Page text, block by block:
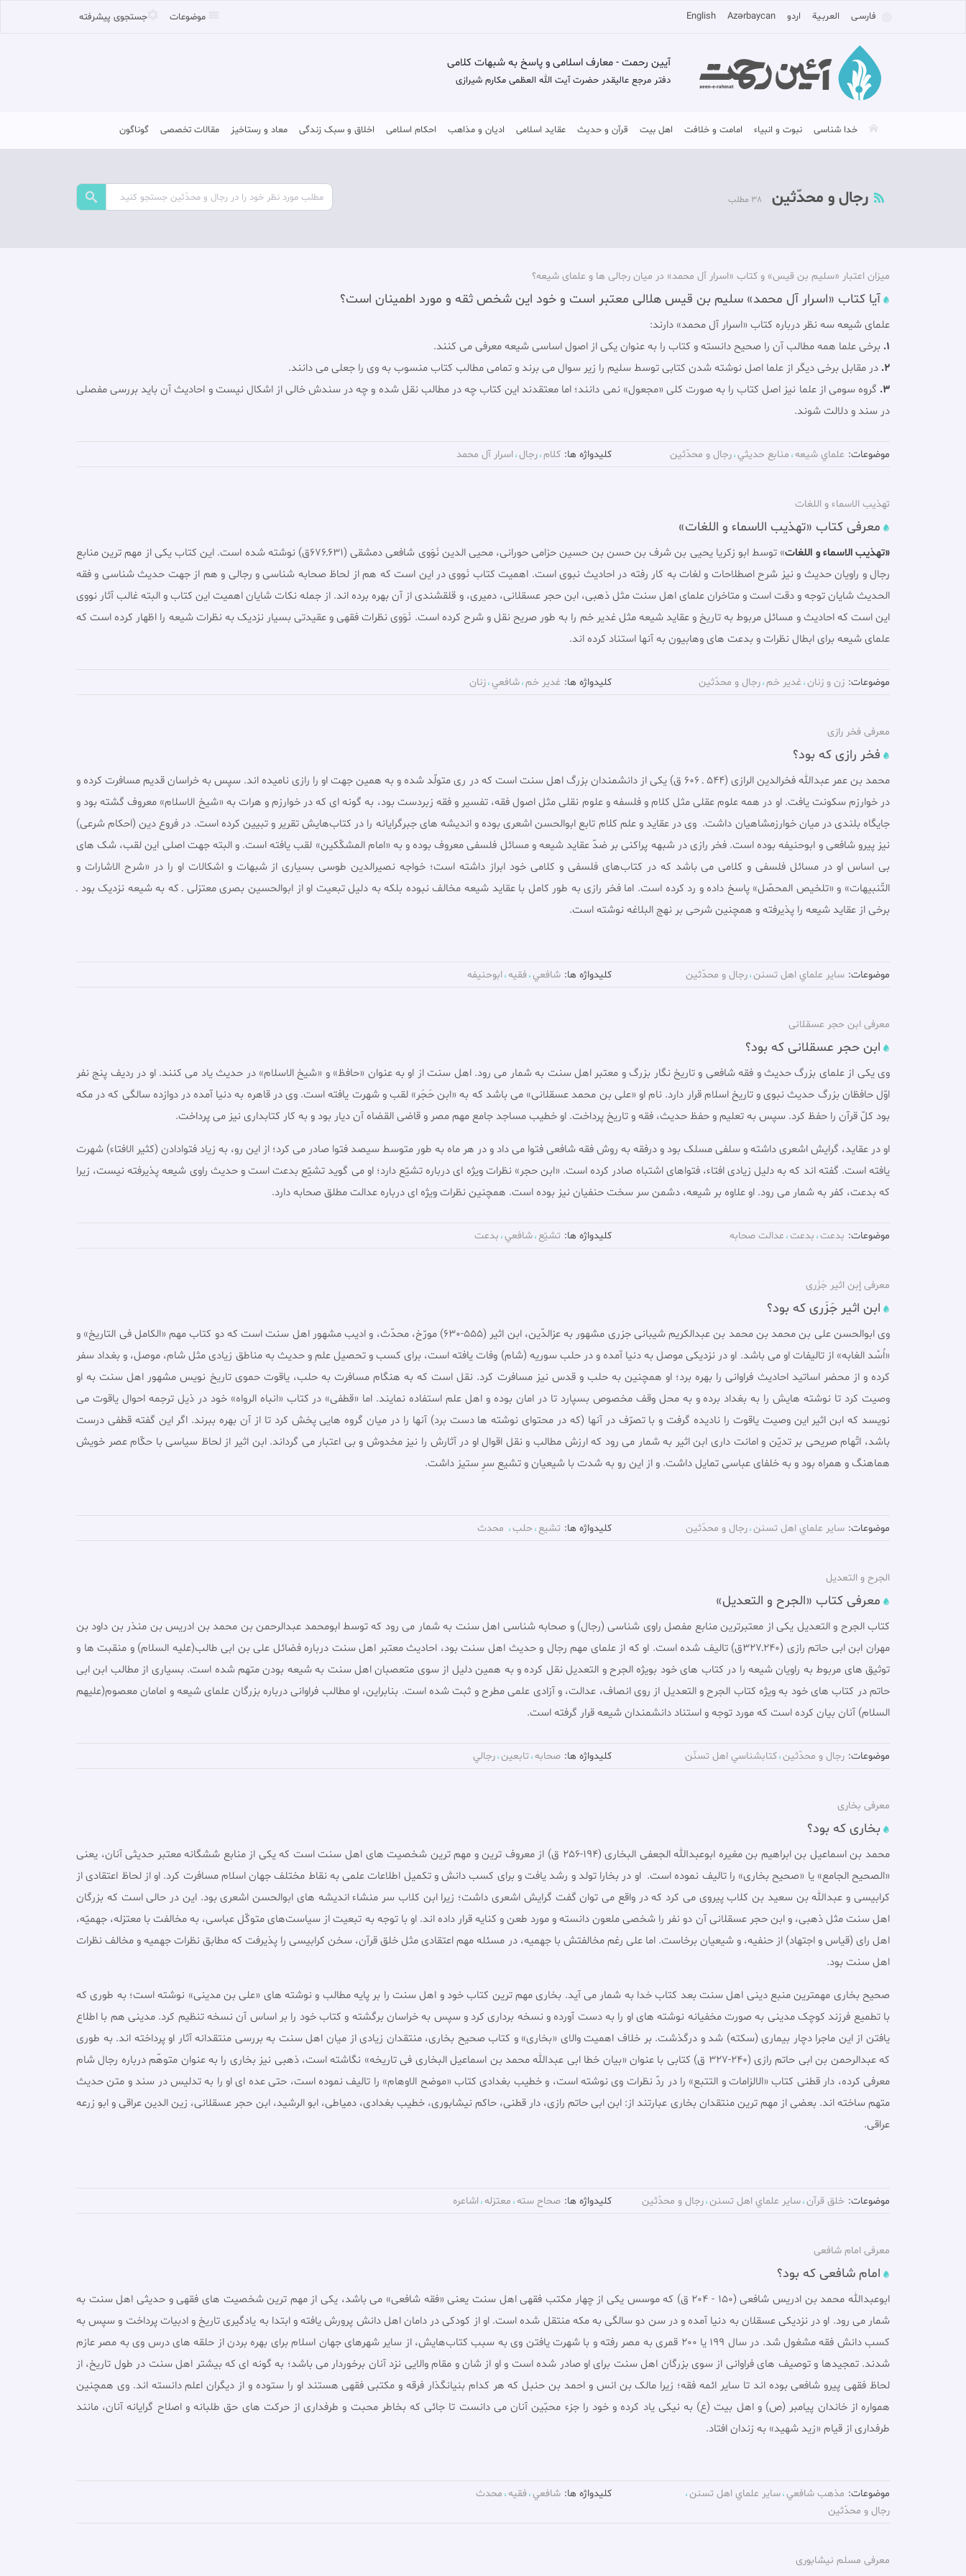
فارسـی العربـیة اردو Azərbaycan
English موضوعات جستجوی پیشرفته
آیین رحمت - معارف اسلامی و پاسخ به شبهات کلامی
دفتر مرجع عالیقدر حضرت آیت الله العظمی مکارم شیرازی
خدا شناسی نبوت و انبیاء امامت و خلافت اهل بیت قرآن و حدیث عقاید اسلامی ادیان و مذاهب احکام اسلامی اخلاق و سبک زندگی معاد و رستاخیز مقالات تخصصی گوناگون
رجال و محدّثین 38 مطلب
میزان اعتبار «سلیم بن قیس» و کتاب «اسرار آل محمد» در میان رجالی ها و علمای شیعه؟
آیا کتاب «اسرار آل محمد» سلیم بن قیس هلالی معتبر است و خود این شخص ثقه و مورد اطمینان است؟
علمای شیعه سه نظر درباره کتاب «اسرار آل محمد» دارند:
1. برخی علما همه مطالب آن را صحیح دانسته و کتاب را به عنوان یکی از اصول اساسی شیعه معرفی می کنند.
2. در مقابل برخی دیگر از علما اصل نوشته شدن کتابی توسط سلیم را زیر سوال می برند و تمامی مطالب کتاب منسوب به وی را جعلی می دانند.
3. گروه سومی از علما نیز اصل کتاب را به صورت کلی «مجعول» نمی دانند؛ اما معتقدند این کتاب چه در مطالب نقل شده و چه در سندش خالی از اشکال نیست و احادیث آن باید بررسی مفصلی
در سند و دلالت شوند.
موضوعات: علماي شيعه منابع حديثي رجال و محدّثين کلیدواژه ها: کلام رجال اسرار آل محمد
تهذیب الاسماء و اللغات
معرفی کتاب «تهذیب الاسماء و اللغات»
«تهذیب الاسماء و اللغات
» توسط ابو زکریا یحیى بن شرف بن حسن بن حسین حزامى حورانى، محیى الدین نَوَوى شافعى دمشقى (631ـ676ق) نوشته شده است. این کتاب یکى از مهم ترین منابع
رجال و راویان حدیث و نیز شرح اصطلاحات و لغات به کار رفته در احادیث نبوى است. اهمیت کتاب نَووى در این است که هم از لحاظ صحابه شناسى و رجالى و هم از جهت حدیث شناسى و فقه
الحدیث شایان توجه و دقت است و متاخران علماى اهل سنت مثل ذهبى، ابن حجر عسقلانى، دمیرى، و قلقشندى از آن بهره برده اند. از جمله نکات شایان اهمیت این کتاب و البته غالب آثار نووى
این است که احادیث و مسائل مربوط به تاریخ و عقاید شیعه مثل غدیر خم را به طور صریح نقل و شرح کرده است. نَوَوى نظرات فقهى و عقیدتى بسیار نزدیک به نظرات شیعه را اظهار کرده است که
علماى شیعه براى ابطال نظرات و بدعت هاى وهابیون به آنها استناد کرده اند.
موضوعات: زن و زنان غدير خم رجال و محدّثين کلیدواژه ها: غدير خم شافعي زنان
معرفی فخر رازى
فخر رازی که بود؟
محمد بن عمر عبدالله فخرالدین الرازى (544 ـ 606 ق) یکى از دانشمندان بزرگ اهل سنت است که در رى متولّد شده و به همین جهت او را رازى نامیده اند. سپس به خراسان قدیم مسافرت کرده و
در خوارزم سکونت یافت. او در همه علوم عقلى مثل کلام و فلسفه و علوم نقلى مثل اصول فقه، تفسیر و فقه زبردست بود، به گونه اى که در خوارزم و هرات به «شیخ الاسلام» معروف گشته بود و
جایگاه بلندى در میان خوارزمشاهیان داشت. وى در عقاید و علم کلام تابع ابوالحسن اشعرى بوده و اندیشه هاى جبرگرایانه را در کتاب‌هایش تقریر و تبیین کرده است. در فروع دین (احکام شرعى)
نیز پیرو شافعى و ابوحنیفه بوده است. فخر رازی در شبهه پراکنى بر ضدّ عقاید شیعه و مسائل فلسفى معروف بوده و به «امام المشکّکین» لقب یافته است. و البته جهت اصلى این لقب، شک هاى
بى اساس او در مسائل فلسفى و کلامى مى باشد که در کتاب‌های فلسفى و کلامى خود ابراز داشته است؛ خواجه نصیرالدین طوسى بسیارى از شبهات و اشکالات او را در «شرح الاشارات و
التّنبیهات» و «تلخیص المحصّل» پاسخ داده و رد کرده است. اما فخر رازى به طور کامل با عقاید شیعه مخالف نبوده بلکه به دلیل تبعیت او از ابوالحسین بصرى معتزلى ـ که به شیعه نزدیک بود ـ
برخى از عقاید شیعه را پذیرفته و همچنین شرحى بر نهج البلاغه نوشته است.
موضوعات: ساير علماي اهل تسنن رجال و محدّثين کلیدواژه ها: شافعي فقيه ابوحنيفه
معرفی ابن حجر عسقلانى
ابن حجر عسقلانی که بود؟
وى یکى از علماى بزرگ حدیث و فقه شافعى و تاریخ نگار بزرگ و معتبر اهل سنت به شمار مى رود. اهل سنت از او به عنوان «حافظ» و «شیخ الاسلام» در حدیث یاد مى کنند. او در ردیف پنج نفر
اوّل حافظان بزرگ حدیث نبوی و تاریخ اسلام قرار دارد. نام او «على بن محمد عسقلانى» مى باشد که به «ابن حَجَر» لقب و شهرت یافته است. وى در قاهره به دنیا آمده در دوازده سالگى که در مکه
بود کلّ قرآن را حفظ کرد. سپس به تعلیم و حفظ حدیث، فقه و تاریخ پرداخت. او خطیب مساجد جامع مهم مصر و قاضى القضاه آن دیار بود و به کار کتابدارى نیز مى پرداخت.
او در عقاید، گرایش اشعرى داشته و سلفى مسلک بود و درفقه به روش فقه شافعى فتوا می داد و در هر ماه به طور متوسط سیصد فتوا صادر مى کرد؛ از این رو، به زیاد فتوادادن (کثیر الافتاء) شهرت
یافته است. گفته اند که به دلیل زیادى افتاء، فتواهاى اشتباه صادر کرده است. «ابن حجر» نظرات ویژه اى درباره تشیّع دارد؛ او مى گوید تشیّع بدعت است و حدیث راوی شیعه پذیرفته نیست، زیرا
که بدعت، کفر به شمار مى رود. او علاوه بر شیعه، دشمن سر سخت حنفیان نیز بوده است. همچنین نظرات ویژه اى درباره عدالت مطلق صحابه دارد.
موضوعات: بدعت بدعت عدالت صحابه کلیدواژه ها: تشيّع شافعي بدعت
معرفی إبن اثیر جَزَرى
ابن اثیر جَزَرى که بود؟
وى ابوالحسن على بن محمد بن محمد بن عبدالکریم شیبانى جزرى مشهور به عزالدّین، ابن اثیر (555-630) مورّخ، محدّث، و ادیب مشهور اهل سنت است که دو کتاب مهم «الکامل فى التاریخ» و
«اُسْد الغابه» از تالیفات او مى باشد. او در نزدیکى موصل به دنیا آمده و در حلب سوریه (شام) وفات یافته است، براى کسب و تحصیل علم و حدیث به مناطق زیادى مثل شام، موصل، و بغداد سفر
کرده و از محضر اساتید احادیث فراوانى را بهره برد؛ او همچنین به حلب و قدس نیز مسافرت کرد. نقل است که به هنگام مسافرت به حلب، یاقوت حموى تاریخ نویس مشهور اهل سنت به او
وصیت کرد تا نوشته هایش را به بغداد برده و به محل وقف مخصوص بسپارد تا در امان بوده و اهل علم استفاده نمایند. اما «قطفى» در کتاب «انباه الرواه» خود در ذیل ترجمه احوال یاقوت مى
نویسد که ابن اثیر این وصیت یاقوت را نادیده گرفت و با تصرّف در آنها (که در محتواى نوشته ها دست برد) آنها را در میان گروه هایى پخش کرد تا از آن بهره ببرند. اگر این گفته قطفى درست
باشد، اتّهام صریحى بر تدیّن و امانت دارى ابن اثیر به شمار مى رود که ارزش مطالب و نقل اقوال او در آثارش را نیز مخدوش و بى اعتبار مى گرداند. ابن اثیر از لحاظ سیاسى با حکّام عصر خویش
هماهنگ و همراه بود و به خلفاى عباسى تمایل داشت. و از این رو به شدت با شیعیان و تشیع سرِ ستیز داشت.
موضوعات: ساير علماي اهل تسنن رجال و محدّثين کلیدواژه ها: تشيع حلب محدث
الجرح و التعدیل
معرفی کتاب «الجرح و التعدیل»
کتاب الجرح و التعدیل یکى از معتبرترین منابع مفصل راوى شناسى (رجال) و صحابه شناسى اهل سنت به شمار مى رود که توسط ابومحمد عبدالرحمن بن محمد بن ادریس بن منذر بن داود بن
مهران ابن ابى حاتم رازى (240ـ327ق) تالیف شده است. او که از علماى مهم رجال و حدیث اهل سنت بود، احادیث معتبر اهل سنت درباره فضائل على بن ابى طالب(علیه السلام) و منقبت ها و
توثیق هاى مربوط به راویان شیعه را در کتاب هاى خود بویژه الجرح و التعدیل نقل کرده و به همین دلیل از سوى متعصبان اهل سنت به شیعه بودن متهم شده است. بسیارى از مطالب ابن ابى
حاتم در کتاب هاى خود به ویژه کتاب الجرح و التعدیل از روى انصاف، عدالت، و آزادى علمى مطرح و ثبت شده است. بنابراین، او مطالب فراوانى درباره بزرگان علماى شیعه و امامان معصوم(علیهم
السلام) آنان بیان کرده است که مورد توجه و استناد دانشمندان شیعه قرار گرفته است.
موضوعات: رجال و محدّثين کتابشناسي اهل تسنّن کلیدواژه ها: صحابه تابعين رجالي
معرفی بخارى
بخاری که بود؟
محمد بن اسماعیل بن ابراهیم بن مغیره ابوعبدالله الجعفى البخارى (194-256 ق) از معروف ترین و مهم ترین شخصیت هاى اهل سنت است که یکى از منابع ششگانه معتبر حدیثى آنان، یعنى
«الصحیح الجامع» یا «صحیح بخارى» را تالیف نموده است. او در بخارا تولد و رشد یافت و براى کسب دانش و تکمیل اطلاعات علمى به نقاط مختلف جهان اسلام مسافرت کرد. او از لحاظ اعتقادى از
کرابیسى و عبدالله بن سعید بن کلاب پیروى مى کرد که در واقع مى توان گفت گرایش اشعرى داشت؛ زیرا ابن کلاب سر منشاء اندیشه هاى ابوالحسن اشعرى بود. این در حالى است که بزرگان
اهل سنت مثل ذهبى، و ابن حجر عسقلانى آن دو نفر را شخصى ملعون دانسته و مورد طعن و کنایه قرار داده اند. او با توجه به تبعیت از سیاست‌های متوکّل عباسى، به مخالفت با معتزله، جهمیّه،
اهل راى (قیاس و اجتهاد) از حنفیه، و شیعیان برخاست. اما على رغم مخالفتش با جهمیه، در مسئله مهم اعتقادى مثل خلق قرآن، سخن کرابیسى را پذیرفت که مطابق نظرات جهمیه و مخالف نظرات
اهل سنت بود.
صحیح بخارى مهمترین منبع دینی اهل سنت بعد کتاب خدا به شمار می آید. بخارى مهم ترین کتاب خود و اهل سنت را بر پایه مطالب و نوشته هاى «على بن مدینى» نوشته است؛ به طورى که
با تطمیع فرزند کوچک مدینى به صورت مخفیانه نوشته هاى او را به دست آورده و نسخه بردارى کرد و سپس به خراسان برگشته و کتاب خود را بر اساس آن نسخه تنظیم کرد. مدینى هم با اطلاع
یافتن از این ماجرا دچار بیمارى (سکته) شد و درگذشت. بر خلاف اهمیت والاى «بخارى» و کتاب صحیح بخارى، منتقدان زیادى از میان اهل سنت به بررسى منتقدانه آثار او پرداخته اند. به طورى
که عبدالرحمن بن ابى حاتم رازى (240-327 ق) کتابى با عنوان «بیان خطا ابى عبدالله محمد بن اسماعیل البخارى فى تاریخه» نگاشته است، ذهبى نیز بخارى را به عنوان متوهّم درباره رجال شام
معرفى کرده، دار قطنى کتاب «الالزامات و التتبع» را در ردّ نظرات وى نوشته است، و خطیب بغدادى کتاب «موضح الاوهام» را تالیف نموده است، حتى عده اى او را به تدلیس در سند و متن حدیث
متهم ساخته اند. بعضی از مهم ترین منتقدان بخارى عبارتند از: ابن ابى حاتم رازى، دار قطنى، حاکم نیشابورى، خطیب بغدادى، دمیاطى، ابو الرشید، ابن حجر عسقلانى، زین الدین عراقى و ابو زرعه
عراقى.
موضوعات: خلق قرآن ساير علماي اهل تسنن رجال و محدّثين کلیدواژه ها: صحاح سته معتزله اشاعره
معرفی امام شافعى
امام شافعی که بود؟
ابوعبدالله محمد بن ادریس شافعى (150 - 204 ق) که موسس یکى از چهار مکتب فقهى اهل سنت یعنى «فقه شافعى» مى باشد، یکى از مهم ترین شخصیت هاى فقهى و حدیثى اهل سنت به
شمار مى رود. او در نزدیکى عسقلان به دنیا آمده و در سن دو سالگى به مکه منتقل شده است. او از کودکى در دامان اهل دانش پرورش یافته و ابتدا به یادگیرى تاریخ و ادبیات پرداخت و سپس به
کسب دانش فقه مشغول شد. در سال 199 یا 200 قمرى به مصر رفته و با شهرت یافتن وى به سبب کتاب‌هایش، از سایر شهرهاى جهان اسلام براى بهره بردن از حلقه هاى درس وى به مصر عازم
شدند. تمجیدها و توصیف هاى فراوانى از سوى بزرگان اهل سنت براى او صادر شده است و او از شان و مقام والایى نزد آنان برخوردار مى باشد؛ به گونه اى که بیشتر اهل سنت در طول تاریخ، از
لحاظ فقهى پیرو شافعى بوده اند تا سایر ائمه فقه؛ زیرا مالک بن انس و احمد بن حنبل که هر کدام بنیانگذار فرقه و مکتبى فقهى هستند او را ستوده و از دیگران اعلم دانسته اند. وى همچنین
همواره از خاندان پیامبر (ص) و اهل بیت (ع) به نیکى یاد کرده و خود را جزء محبّین آنان مى دانست تا جائی که بخاطر محبت و طرفدارى از حرکت هاى حق طلبانه و اصلاح گرایانه آنان، مانند
طرفدارى از قیام «زید شهید» به زندان افتاد.
موضوعات: مذهب شافعي ساير علماي اهل تسنن
رجال و محدّثين
کلیدواژه ها: شافعي فقيه محدث
معرفی مسلم نیشابورى